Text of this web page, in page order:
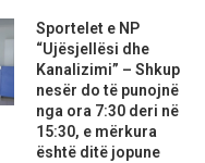
Sportelet e NP
“Ujësjellësi dhe
Kanalizimi” – Shkup
nesër do të punojnë
nga ora 7:30 deri në
15:30, e mërkura
është ditë jopune